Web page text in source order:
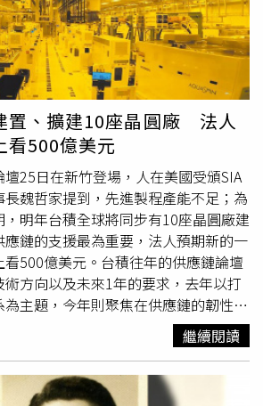
％到15％，兩者合計造成台灣約7成的
個最大的二氧化碳排放點中，台灣
發電廠、中鋼、中龍鋼鐵等皆榜上有
面，童子賢表示，台灣在1985年核
電力曾達到63％的水準，然而，到
能源比例已大幅降至僅約17％（包含
於全球平均的41％。「只靠綠能支撐
電」童子賢強調，而台灣想追上國際
調整能源結構。他認為，全球的經驗
風力發電目前僅貢獻全球約14％的電
用電需求，應納入其他穩定的乾淨電
台灣應效法國際，推動核能、水力與
略，讓發電的乾淨程度大幅提高。他
即便有部分國家經歷核電爭議，但整
％，且全球有22個國家（佔全球
能應增加3倍。
置、擴建10座晶圓廠 法人
看500億美元
25日在新竹登場，人在美國受頒SIA
魏哲家提到，先進製程產能不足；為
明年台積全球將同步有10座晶圓廠建
鏈的支援最為重要，法人預期新的一
500億美元。台積往年的供應鏈論壇
方向以及未來1年的要求，去年以打
主題，今年則聚焦在供應鏈的韌性，
程在下半年量產加速，A16製程的開
民國115年全球將有10座晶圓廠建置、
在地化提供對應的服務。台積的資本
成長的重要指標，今年資本支出在400
繼續閱讀